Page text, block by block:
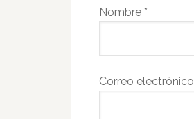
Nombre *
Correo electrónico